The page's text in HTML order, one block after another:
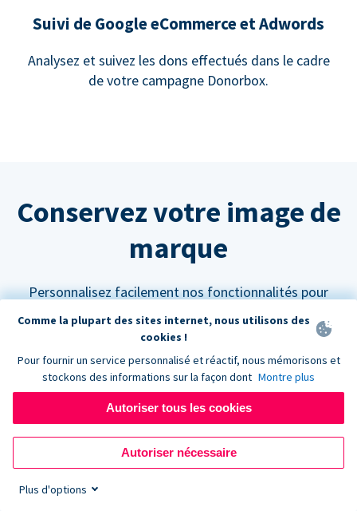
Suivi de Google eCommerce et Adwords
Analysez et suivez les dons effectués dans le cadre
de votre campagne Donorbox.
Conservez votre image de
marque
Personnalisez facilement nos fonctionnalités pour
qu'elles s'intègrent parfaitement à votre site web.
Personnalisez vos couleurs
Les formulaires de don Donorbox peuvent être
paramétrés pour s'adapter à n'importe quelle palette
de couleurs afin de s'harmoniser avec l'aspect et la
Comme la plupart des sites internet, nous utilisons des
cookies !
Pour fournir un service personnalisé et réactif, nous mémorisons et
stockons des informations sur la façon dont Montre plus
Autoriser tous les cookies
Autoriser nécessaire
Plus d'options